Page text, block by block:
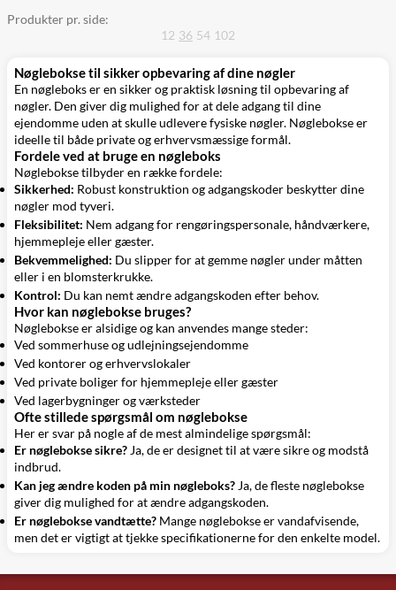
Produkter pr. side:
12 36 54 102
Nøglebokse til sikker opbevaring af dine nøgler
En nøgleboks er en sikker og praktisk løsning til opbevaring af
nøgler. Den giver dig mulighed for at dele adgang til dine
ejendomme uden at skulle udlevere fysiske nøgler. Nøglebokse er
ideelle til både private og erhvervsmæssige formål.
Fordele ved at bruge en nøgleboks
Nøglebokse tilbyder en række fordele:
Sikkerhed: Robust konstruktion og adgangskoder beskytter dine
nøgler mod tyveri.
Fleksibilitet: Nem adgang for rengøringspersonale, håndværkere,
hjemmepleje eller gæster.
Bekvemmelighed: Du slipper for at gemme nøgler under måtten
eller i en blomsterkrukke.
Kontrol: Du kan nemt ændre adgangskoden efter behov.
Hvor kan nøglebokse bruges?
Nøglebokse er alsidige og kan anvendes mange steder:
Ved sommerhuse og udlejningsejendomme
Ved kontorer og erhvervslokaler
Ved private boliger for hjemmepleje eller gæster
Ved lagerbygninger og værksteder
Ofte stillede spørgsmål om nøglebokse
Her er svar på nogle af de mest almindelige spørgsmål:
Er nøglebokse sikre? Ja, de er designet til at være sikre og modstå
indbrud.
Kan jeg ændre koden på min nøgleboks? Ja, de fleste nøglebokse
giver dig mulighed for at ændre adgangskoden.
Er nøglebokse vandtætte? Mange nøglebokse er vandafvisende,
men det er vigtigt at tjekke specifikationerne for den enkelte model.